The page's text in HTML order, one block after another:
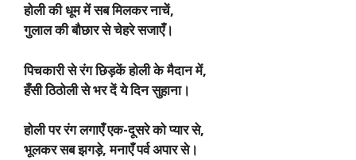
होली की धूम में सब मिलकर नाचें,
गुलाल की बौछार से चेहरे सजाएँ।
पिचकारी से रंग छिड़कें होली के मैदान में,
हँसी ठिठोली से भर दें ये दिन सुहाना।
होली पर रंग लगाएँ एक-दूसरे को प्यार से,
भूलकर सब झगड़े, मनाएँ पर्व अपार से।